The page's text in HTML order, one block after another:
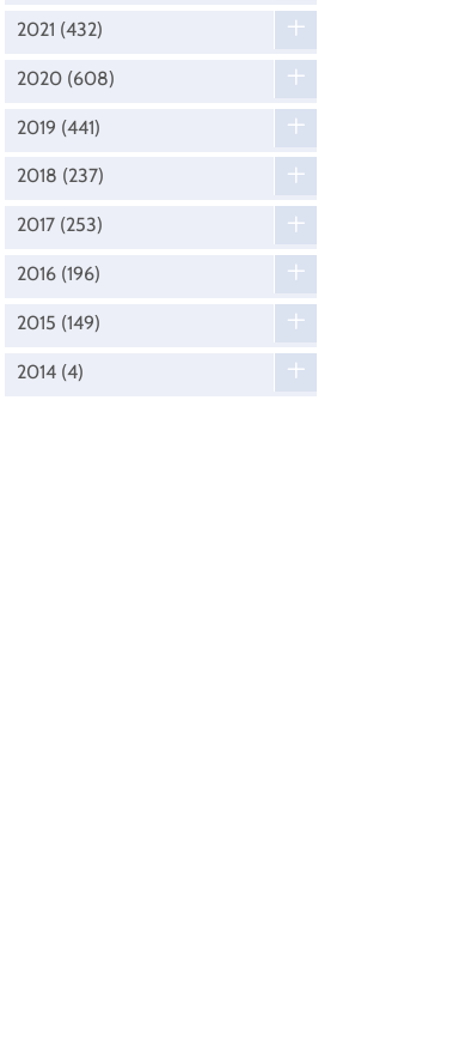
2021 (432)
2020 (608)
2019 (441)
2018 (237)
2017 (253)
2016 (196)
2015 (149)
2014 (4)